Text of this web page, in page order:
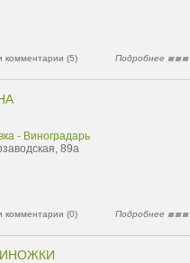
комментарии (5) Подробнее
- Виноградарь
89а
комментарии (0) Подробнее